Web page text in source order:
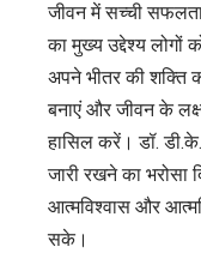
जीवन में सच्ची
का मुख्य उद्देश्य लोगों
अपने भीतर की शक्ति
बनाएं और जीवन के
हासिल करें। डॉ.
जारी रखने का भरोसा
आत्मविश्वास और
सके।